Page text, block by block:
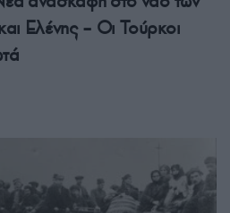
Ελένης – Οι Τούρκοι